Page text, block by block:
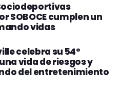
SOBOCE cumplen un
vidas
celebra su 54º
vida de riesgos y
del entretenimiento